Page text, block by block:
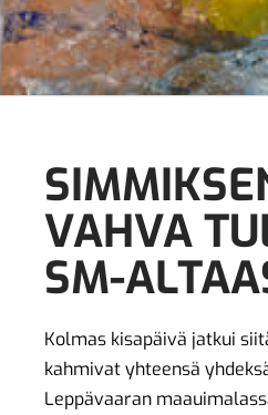
VAHVA
SM-
Kolmas kisapäivä jatkui
kahmivat yhteensä
Leppävaaran